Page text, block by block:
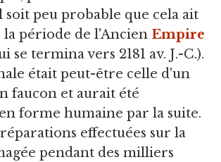
soit peu probable que cela ait
la période de l'Ancien Empire
se termina vers 2181 av. J.-C.).
était peut-être celle d'un
faucon et aurait été
forme humaine par la suite.
effectuées sur la
pendant des milliers